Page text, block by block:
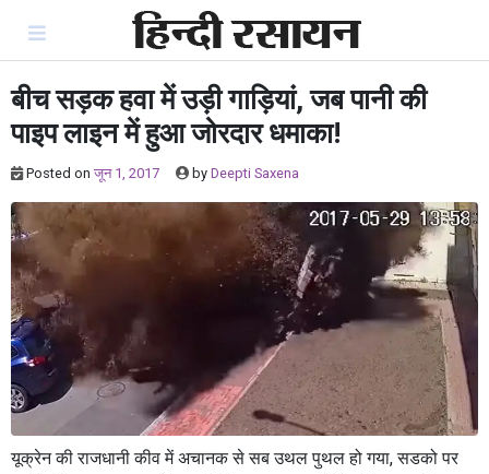
content
बीच सड़क हवा में उड़ी गाड़ियां, जब पानी की
पाइप लाइन में हुआ जोरदार धमाका!
Posted on जून 1, 2017 by Deepti Saxena
यूक्रेन की राजधानी कीव में अचानक से सब उथल पुथल हो गया, सडको पर